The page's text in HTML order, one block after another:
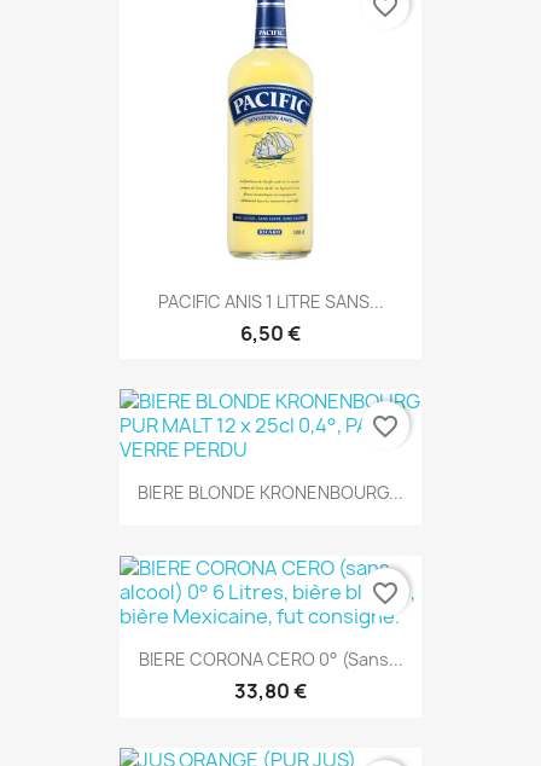
PACIFIC ANIS 1 LITRE SANS...
6,50 €
BIERE BLONDE KRONENBOURG...
favorite_border
BIERE CORONA CERO 0° (sans...
33,80 €
favorite_border